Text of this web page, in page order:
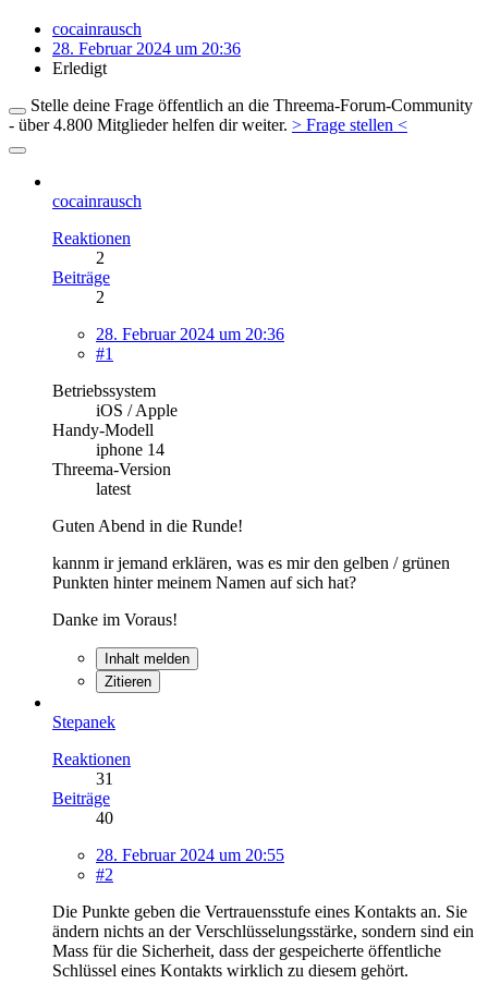
cocainrausch
28. Februar 2024 um 20:36
Erledigt
Stelle deine Frage öffentlich an die Threema-Forum-Community
- über 4.800 Mitglieder helfen dir weiter. > Frage stellen <
cocainrausch
Reaktionen
2
Beiträge
2
28. Februar 2024 um 20:36
#1
Betriebssystem
iOS / Apple
Handy-Modell
iphone 14
Threema-Version
latest
Guten Abend in die Runde!
kannm ir jemand erklären, was es mir den gelben / grünen
Punkten hinter meinem Namen auf sich hat?
Danke im Voraus!
Inhalt melden
Zitieren
Stepanek
Reaktionen
31
Beiträge
40
28. Februar 2024 um 20:55
#2
Die Punkte geben die Vertrauensstufe eines Kontakts an. Sie
ändern nichts an der Verschlüsselungsstärke, sondern sind ein
Mass für die Sicherheit, dass der gespeicherte öffentliche
Schlüssel eines Kontakts wirklich zu diesem gehört.